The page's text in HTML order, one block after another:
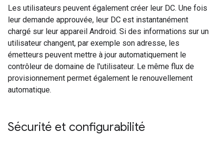
Les utilisateurs peuvent également créer leur DC. Une fois
leur demande approuvée, leur DC est instantanément
chargé sur leur appareil Android. Si des informations sur un
utilisateur changent, par exemple son adresse, les
émetteurs peuvent mettre à jour automatiquement le
contrôleur de domaine de l'utilisateur. Le même flux de
provisionnement permet également le renouvellement
automatique.
Sécurité et configurabilité